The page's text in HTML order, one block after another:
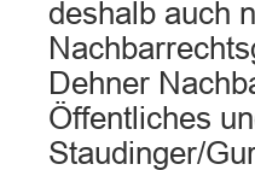
deshalb auch
Dehner
Öffentliches
Staudinger/